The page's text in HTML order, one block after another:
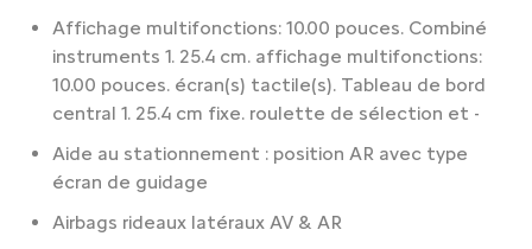
Affichage multifonctions: 10.00 pouces. Combiné
instruments 1. 25.4 cm. affichage multifonctions:
10.00 pouces. écran(s) tactile(s). Tableau de bord
central 1. 25.4 cm fixe. roulette de sélection et -
Aide au stationnement : position AR avec type
écran de guidage
Airbags rideaux latéraux AV & AR